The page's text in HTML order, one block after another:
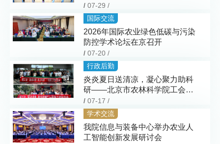
程”主题宣讲活动
/ 07-29 /
国际交流
2026年国际农业绿色低碳与污染
防控学术论坛在京召开
/ 07-20 /
行政后勤
炎炎夏日送清凉，凝心聚力助科
研——北京市农林科学院工会组
织开展“夏送清凉”慰问活动
/ 07-17 /
学术交流
我院信息与装备中心举办农业人
工智能创新发展研讨会